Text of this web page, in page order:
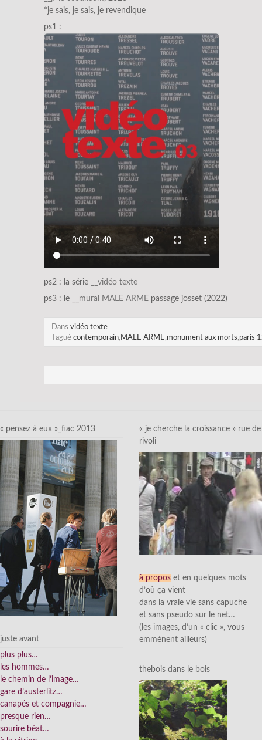
*je sais, je sais, je revendique
ps1 :
ps2 : la série
__vidéo texte
ps3 : le
__mural MALE ARME passage josset (2022)
Dans vidéo texte
Tagué contemporain, MALE ARME ,monument aux morts,paris
« pensez à eux »_fiac 2013
juste avant
plus plus…
les hommes…
le chemin de l’image…
gare d’austerlitz…
canapés et compagnie…
presque rien…
sourire béat…
« je cherche la croissance » rue de
rivoli
à propos et en quelques mots
d’où ça vient
dans la vraie vie sans capuche
et sans pseudo sur le net…
(les images, d’un « clic », vous
emmènent ailleurs)
thebois dans le bois